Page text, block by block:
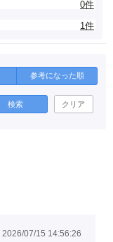
0件
1件
参考になった順
検索 クリア
2026/07/15 14:56:26